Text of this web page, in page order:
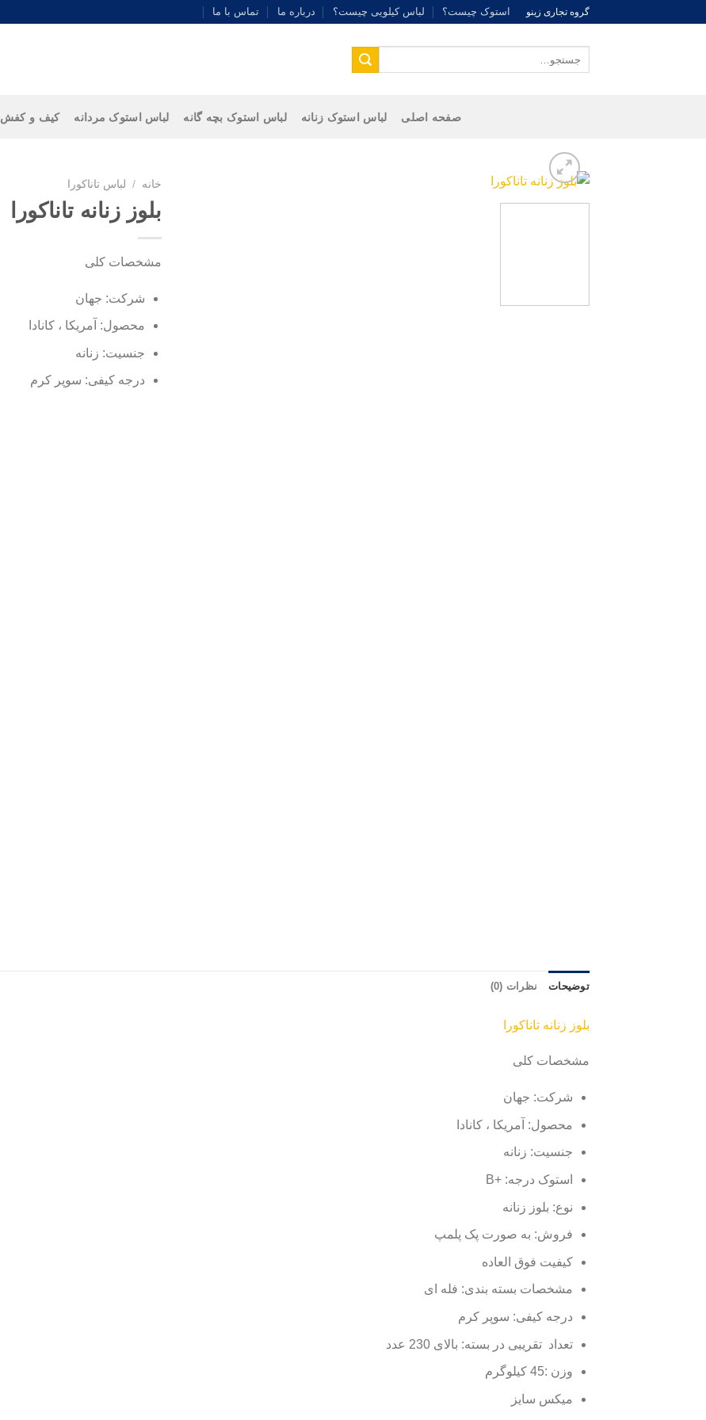
گروه تجاری زینو استوک چیست؟ لباس کیلویی چیست؟ درباره ما تماس با ما
برای:
صفحه اصلی لباس استوک زنانه لباس استوک بچه گانه لباس استوک مردانه کیف و کفش
خانه / لباس تاناکورا
بلوز زنانه تاناکورا
مشخصات کلی
شرکت: جهان
محصول: آمریکا ، کانادا
جنسیت: زنانه
درجه کیفی: سوپر کرم
توضیحات نظرات (0)
بلوز زنانه تاناکورا
مشخصات کلی
شرکت: جهان
محصول: آمریکا ، کانادا
جنسیت: زنانه
استوک درجه: +B
نوع: بلوز زنانه
فروش: به صورت پک پلمپ
کیفیت فوق العاده
مشخصات بسته بندی: فله ای
درجه کیفی: سوپر کرم
تعداد تقریبی در بسته: بالای 230 عدد
وزن :45 کیلوگرم
میکس سایز